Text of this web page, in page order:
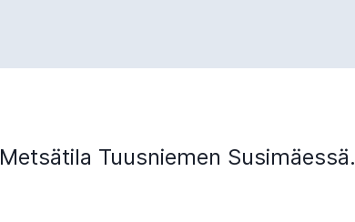
Metsätila Tuusniemen Susimäessä.